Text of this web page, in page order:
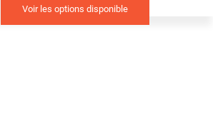
Voir les options disponible